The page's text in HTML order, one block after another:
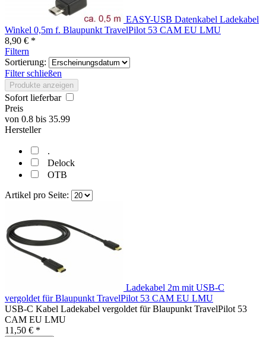
EASY-USB Datenkabel Ladekabel
Winkel 0,5m f. Blaupunkt TravelPilot 53 CAM EU LMU
8,90 € *
Filtern
Sortierung:
Filter schließen
Produkte anzeigen
Sofort lieferbar
Preis
von 0.8 bis 35.99
Hersteller
.
Delock
OTB
Artikel pro Seite:
Ladekabel 2m mit USB-C
vergoldet für Blaupunkt TravelPilot 53 CAM EU LMU
USB-C Kabel Ladekabel vergoldet für Blaupunkt TravelPilot 53
CAM EU LMU
11,50 € *